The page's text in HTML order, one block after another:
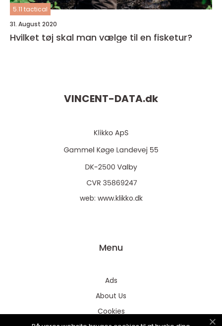
5.11 tactical
31. August 2020
Hvilket tøj skal man vælge til en fisketur?
VINCENT-DATA.dk
web: www.klikko.dk
Menu
Ads
About Us
Cookies